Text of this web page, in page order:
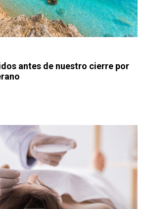
antes de nuestro cierre por